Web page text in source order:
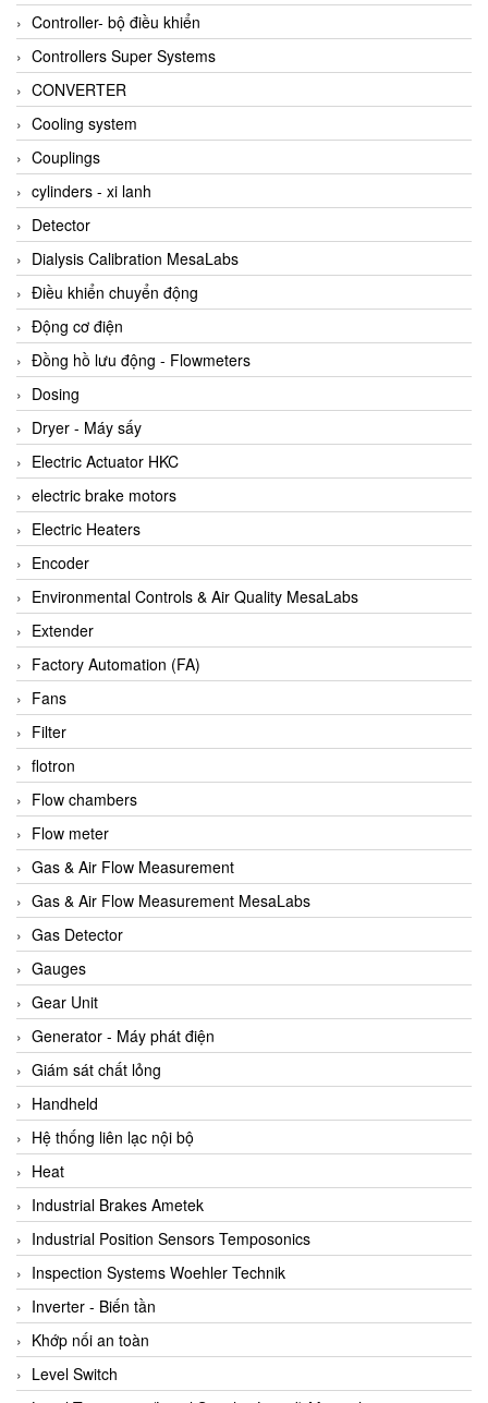
Albrecht-Automatik Viet Nam
Allen Bradley Vietnam
Alpha Moisture Vietnam
Alpha-Achem Vietnam
Alphino
ALRE-IT Vietnam
Altech
Amarillo Gear
Ametek
AMPTRON Vietnam
AND Vietnam
ANDERSON-NEGELE
ANDILOG Technologies Vietnam
Anritsu
ANTEC S.A
Antico pumps
Anybus/ HMS
AOBEN
Apex Dynamics Vietnam
Apex Dynamics Vietnam
Apiste
APLISENS VietNam
Apollo Fire
Appleton
AQ Matic
Aqualabo Vietnam
Aquametro
ARCA Regler
Arcos Hydraulik
Ardetem-Sfere-Vietnam
Argal
AS ENERGI
ASCO CO2
Asker
AT2E
ATC Pneumatic
ATEX System
ATI - IA
ATI (Analytical Technology Inc)
Atos
Atrax
Controller- bộ điều khiển
Controllers Super Systems
CONVERTER
Cooling system
Couplings
cylinders - xi lanh
Detector
Dialysis Calibration MesaLabs
Điều khiển chuyển động
Động cơ điện
Đồng hồ lưu động - Flowmeters
Dosing
Dryer - Máy sấy
Electric Actuator HKC
electric brake motors
Electric Heaters
Encoder
Environmental Controls & Air Quality MesaLabs
Extender
Factory Automation (FA)
Fans
Filter
flotron
Flow chambers
Flow meter
Gas & Air Flow Measurement
Gas & Air Flow Measurement MesaLabs
Gas Detector
Gauges
Gear Unit
Generator - Máy phát điện
Giám sát chất lỏng
Handheld
Hệ thống liên lạc nội bộ
Heat
Industrial Brakes Ametek
Industrial Position Sensors Temposonics
Inspection Systems Woehler Technik
Inverter - Biến tần
Khớp nối an toàn
Level Switch